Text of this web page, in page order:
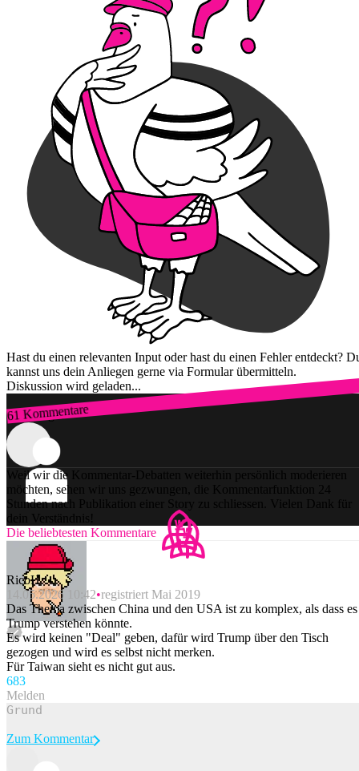
Hast du einen relevanten Input oder hast du einen Fehler entdeckt?
kannst uns dein Anliegen gerne via Formular übermitteln.
Diskussion wird geladen...
61 Kommentare
Zum Login
Weil wir die Kommentar-Debatten weiterhin persönlich moderieren
möchten, sehen wir uns gezwungen, die Kommentarfunktion 24
Stunden nach Publikation einer Story zu schliessen. Vielen Dank für
dein Verständnis!
Die beliebtesten Kommentare
RicoH
14.05.2026 10:42 registriert Mai 2019
Das Thema zwischen China und den USA ist zu komplex, als dass es
Trump verstehen könnte.
Es wird keinen "Deal" geben, dafür wird Trump über den Tisch
gezogen und wird es selbst nicht merken.
Für Taiwan sieht es nicht gut aus.
683
Melden
Zum Kommentar